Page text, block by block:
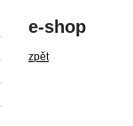
e-shop
zpět